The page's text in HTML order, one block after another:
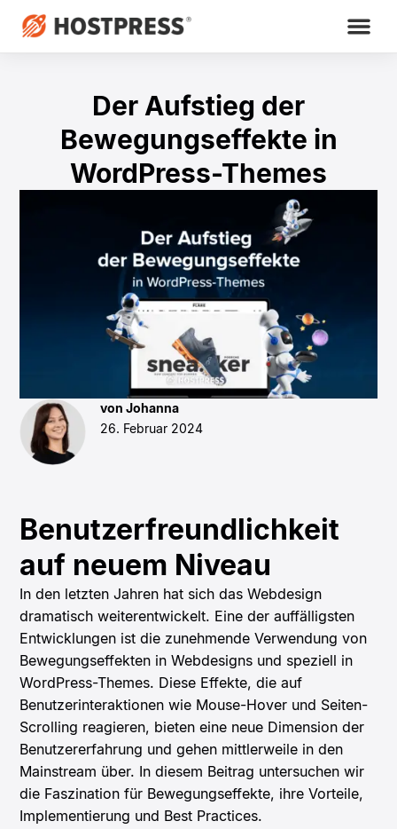
Der Aufstieg der
Bewegungseffekte in
WordPress-Themes
von Johanna
26. Februar 2024
Benutzerfreundlichkeit
auf neuem Niveau
In den letzten Jahren hat sich das Webdesign
dramatisch weiterentwickelt. Eine der auffälligsten
Entwicklungen ist die zunehmende Verwendung von
Bewegungseffekten in Webdesigns und speziell in
WordPress-Themes. Diese Effekte, die auf
Benutzerinteraktionen wie Mouse-Hover und Seiten-
Scrolling reagieren, bieten eine neue Dimension der
Benutzererfahrung und gehen mittlerweile in den
Mainstream über. In diesem Beitrag untersuchen wir
die Faszination für Bewegungseffekte, ihre Vorteile,
Implementierung und Best Practices.